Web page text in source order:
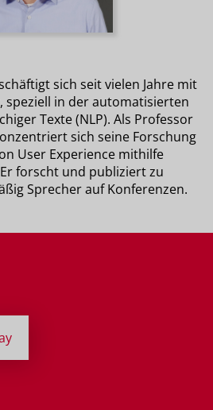
sich seit vielen Jahre mit
speziell in der automatisierten
Texte (NLP). Als Professor
sich seine Forschung
User Experience mithilfe
forscht und publiziert zu
Sprecher auf Konferenzen.